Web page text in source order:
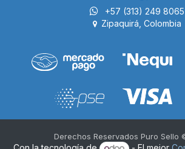
+57 (313) 249 8065
Zipaquirá, Colombia
Derechos Reservados Puro Sello